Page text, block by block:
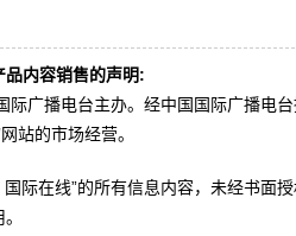
品内容销售的声明:
际广播电台主办。经中国国际广播电
站的市场经营。
国际在线”的所有信息内容，未经书面